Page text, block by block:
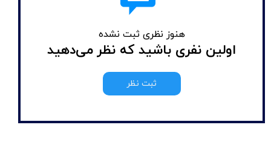
هنوز نظری ثبت نشده
اولین نفری باشید که نظر می‌دهید
ثبت نظر